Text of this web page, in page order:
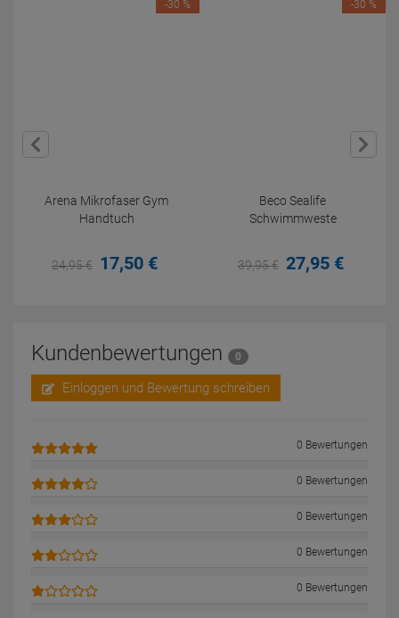
Arena Mikrofaser Gym
Handtuch
24,95€ 17,50 €
-30 %
Beco Sealife
Schwimmweste
39,95€ 27,95 €
-30 %
Kundenbewertungen 0
Einloggen und Bewertung schreiben
0 Bewertungen
0 Bewertungen
0 Bewertungen
0 Bewertungen
0 Bewertungen